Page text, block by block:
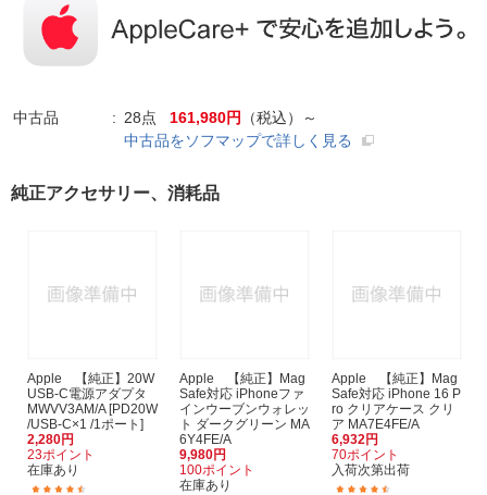
中古品 28点 161,980円
（税込）～
中古品をソフマップで詳しく見る
純正アクセサリー、消耗品
Apple 【純正】20W
USB-C電源アダプタ
MWVV3AM/A [PD20W
/USB-C×1 /1ポート]
2,280円
23ポイント
在庫あり
Apple 【純正】Mag
Safe対応 iPhoneファ
インウーブンウォレッ
ト ダークグリーン MA
6Y4FE/A
9,980円
100ポイント
在庫あり
Apple 【純正】Mag
Safe対応 iPhone 16 P
ro クリアケース クリ
ア MA7E4FE/A
6,932円
70ポイント
入荷次第出荷